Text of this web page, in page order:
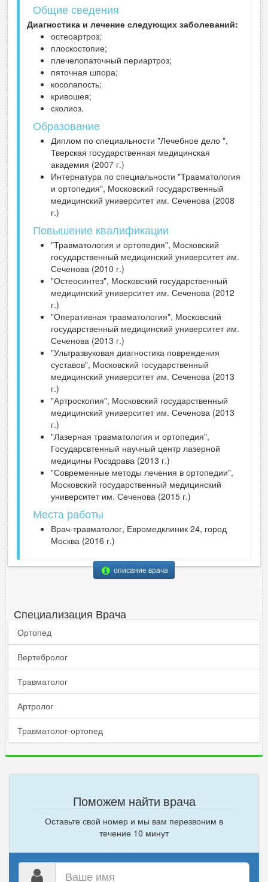
Общие сведения
Диагностика и лечение следующих заболеваний:
остеоартроз;
плоскостопие;
плечелопаточный периартроз;
пяточная шпора;
косолапость;
кривошея;
сколиоз.
Образование
Диплом по специальности "Лечебное дело ",
Тверская государственная медицинская
академия (2007 г.)
Интернатура по специальности "Травматология
и ортопедия", Московский государственный
медицинский университет им. Сеченова (2008
г.)
Повышение квалификации
"Травматология и ортопедия", Московский
государственный медицинский университет им.
Сеченова (2010 г.)
"Остеосинтез", Московский государственный
медицинский университет им. Сеченова (2012
г.)
"Оперативная травматология", Московский
государственный медицинский университет им.
Сеченова (2013 г.)
"Ультразвуковая диагностика повреждения
суставов", Московский государственный
медицинский университет им. Сеченова (2013
г.)
"Артроскопия", Московский государственный
медицинский университет им. Сеченова (2013
г.)
"Лазерная травматология и ортопедия",
Государсвтенный научный центр лазерной
медицины Росздрава (2013 г.)
"Современные методы лечения в ортопедии",
Московский государственный медицинский
университет им. Сеченова (2015 г.)
Места работы
Врач-травматолог, Евромедклиник 24, город
Москва (2016 г.)
описание врача
Специализация Врача
Ортопед
Вертебролог
Травматолог
Артролог
Травматолог-ортопед
Поможем найти врача
Оставьте свой номер и мы вам перезвоним в
течение 10 минут